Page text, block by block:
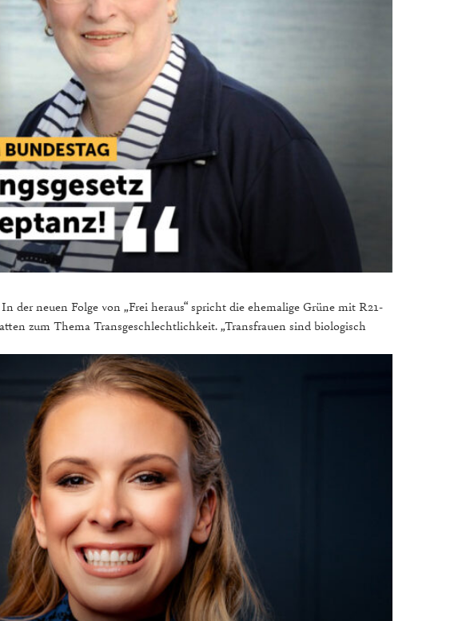
der neuen Folge von „Frei heraus“ spricht die ehemalige Grüne mit R21-
zum Thema Transgeschlechtlichkeit. „Transfrauen sind biologisch